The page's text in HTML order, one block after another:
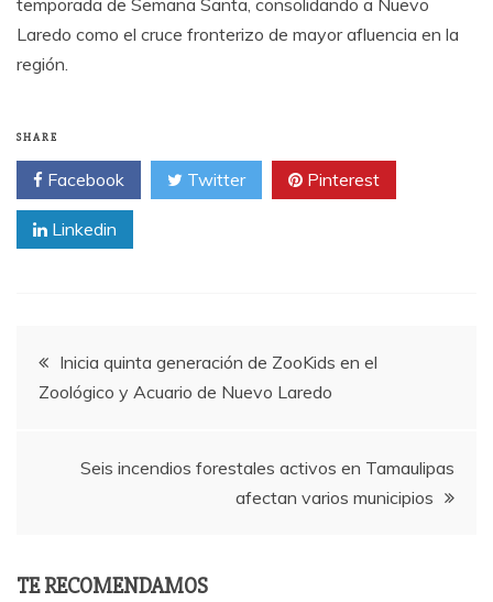
temporada de Semana Santa, consolidando a Nuevo
Laredo como el cruce fronterizo de mayor afluencia en la
región.
SHARE
Facebook Twitter Pinterest
Linkedin
Post
navigation
Inicia quinta generación de ZooKids en el
Zoológico y Acuario de Nuevo Laredo
Seis incendios forestales activos en Tamaulipas
afectan varios municipios
TE RECOMENDAMOS